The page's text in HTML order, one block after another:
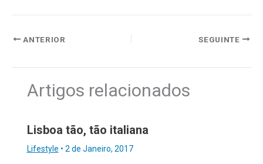
ANTERIOR SEGUINTE
Artigos relacionados
Lisboa tão, tão italiana
Lifestyle • 2 de Janeiro, 2017